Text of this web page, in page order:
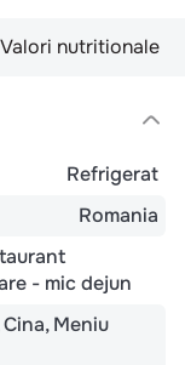
Valori nutritionale
Refrigerat
Romania
- mic dejun
Cina Meniu